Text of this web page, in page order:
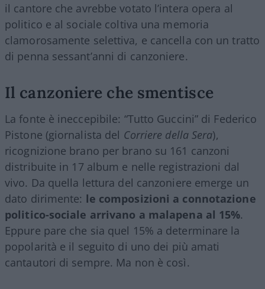
il cantore che avrebbe votato l’intera opera al
politico e al sociale coltiva una memoria
clamorosamente selettiva, e cancella con un tratto
di penna sessant’anni di canzoniere.
Il canzoniere che smentisce
La fonte è ineccepibile: “Tutto Guccini” di Federico
Pistone (giornalista del Corriere della Sera),
ricognizione brano per brano su 161 canzoni
distribuite in 17 album e nelle registrazioni dal
vivo. Da quella lettura del canzoniere emerge un
dato dirimente: le composizioni a connotazione
politico-sociale arrivano a malapena al 15%.
Eppure pare che sia quel 15% a determinare la
popolarità e il seguito di uno dei più amati
cantautori di sempre. Ma non è così.